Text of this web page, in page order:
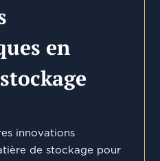
en
innovations
de stockage pour